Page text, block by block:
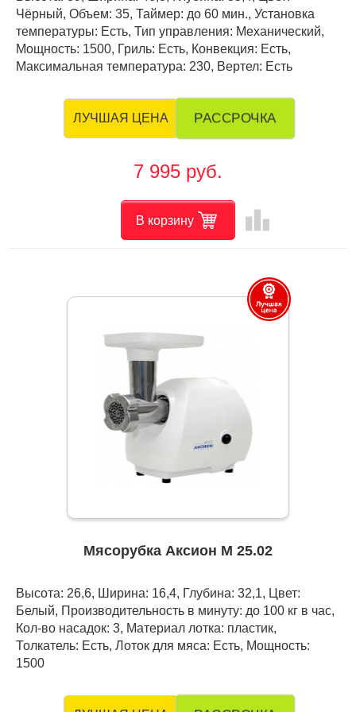
Чёрный, Объем: 35, Таймер: до 60 мин., Установка
температуры: Есть, Тип управления: Механический,
Мощность: 1500, Гриль: Есть, Конвекция: Есть,
Максимальная температура: 230, Вертел: Есть
ЛУЧШАЯ ЦЕНА РАССРОЧКА
7 995 руб.
В корзину leaderboard
Мясорубка Аксион М 25.02
Высота: 26,6, Ширина: 16,4, Глубина: 32,1, Цвет:
Белый, Производительность в минуту: до 100 кг в час,
Кол-во насадок: 3, Материал лотка: пластик,
Толкатель: Есть, Лоток для мяса: Есть, Мощность:
1500